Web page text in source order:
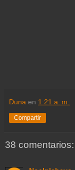
Duna en 1:21 a. m.
Compartir
38 comentarios: